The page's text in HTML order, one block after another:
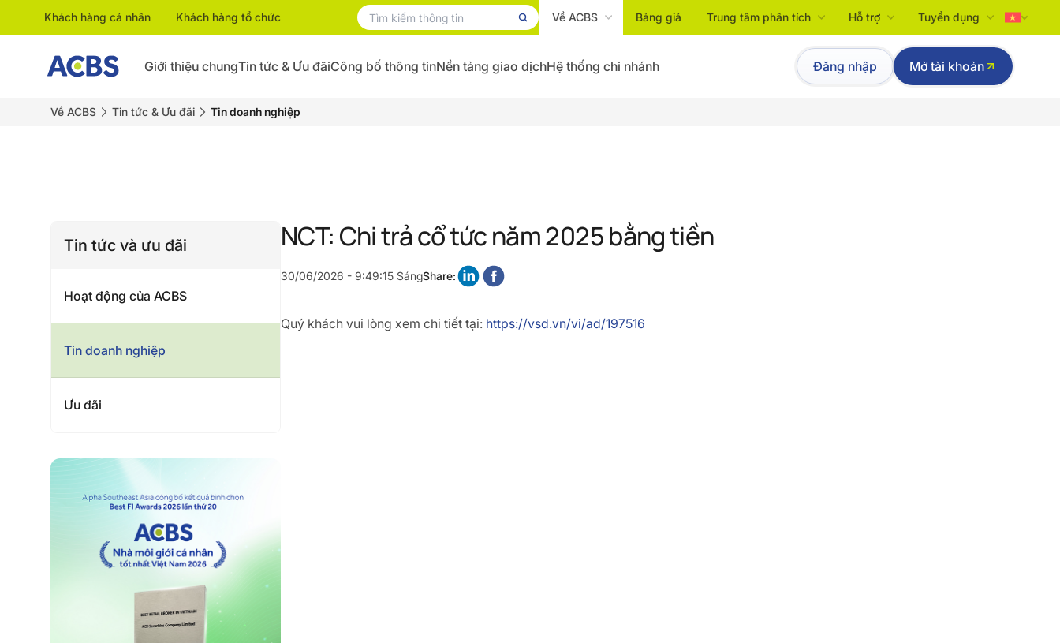
Khách hàng cá nhân Khách hàng tổ chức Về ACBS Bảng giá Trung tâm phân tích Hỗ trợ Tuyển dụng
Tiếng Việt
English
Giới thiệu chungTin tức & Ưu đãiCông bố thông tinNền tảng giao dịchHệ thống chi nhánh Đăng nhập Mở tài khoản
Về ACBS Tin tức & Ưu đãi Tin doanh nghiệp
Tin tức và ưu đãi
Hoạt động của ACBS
Tin doanh nghiệp
Ưu đãi
NCT: Chi trả cổ tức năm 2025 bằng tiền
30/06/2026 - 9:49:15 SángShare:
Quý khách vui lòng xem chi tiết tại: https://vsd.vn/vi/ad/197516